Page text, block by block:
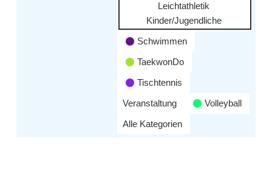
Leichtathletik
Kinder/Jugendliche
Schwimmen
TaekwonDo
Tischtennis
Veranstaltung
Volleyball
Alle Kategorien